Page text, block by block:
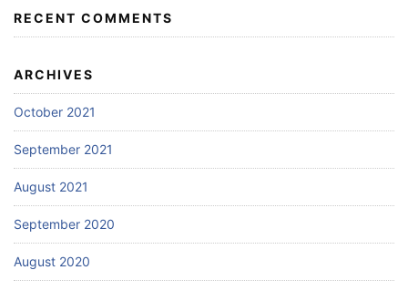
RECENT COMMENTS
ARCHIVES
October 2021
September 2021
August 2021
September 2020
August 2020